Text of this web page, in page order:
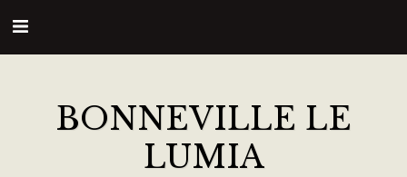
BONNEVILLE LE
LUMIA